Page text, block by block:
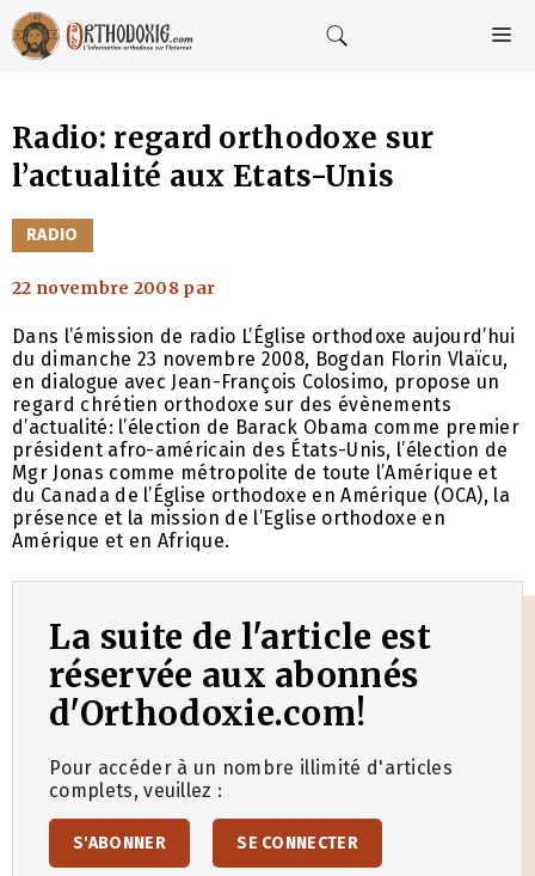
Aller
au
contenu
Radio: regard orthodoxe sur
l’actualité aux Etats-Unis
CATÉGORIES
RADIO
22 novembre 2008 par
Dans l’émission de radio L’Église orthodoxe aujourd’hui
du dimanche 23 novembre 2008, Bogdan Florin Vlaïcu,
en dialogue avec Jean-François Colosimo, propose un
regard chrétien orthodoxe sur des évènements
d’actualité: l’élection de Barack Obama comme premier
président afro-américain des États-Unis, l’élection de
Mgr Jonas comme métropolite de toute l’Amérique et
du Canada de l’Église orthodoxe en Amérique (OCA), la
présence et la mission de l’Eglise orthodoxe en
Amérique et en Afrique.
La suite de l'article est
réservée aux abonnés
d'Orthodoxie.com!
Pour accéder à un nombre illimité d'articles
complets, veuillez :
S'ABONNER SE CONNECTER